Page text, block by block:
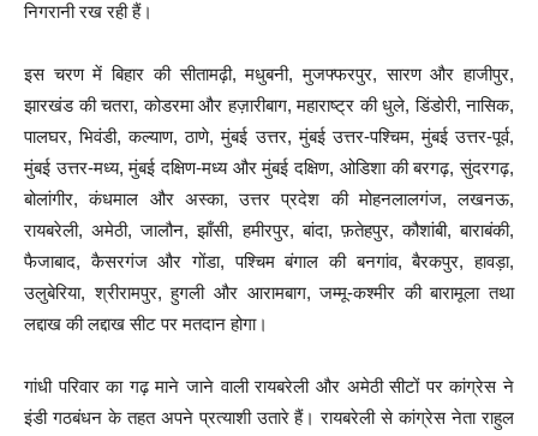
निगरानी रख रही हैं।
इस चरण में बिहार की सीतामढ़ी, मधुबनी, मुजफ्फरपुर, सारण और हाजीपुर,
झारखंड की चतरा, कोडरमा और हज़ारीबाग, महाराष्ट्र की धुले, डिंडोरी, नासिक,
पालघर, भिवंडी, कल्याण, ठाणे, मुंबई उत्तर, मुंबई उत्तर-पश्चिम, मुंबई उत्तर-पूर्व,
मुंबई उत्तर-मध्य, मुंबई दक्षिण-मध्य और मुंबई दक्षिण, ओडिशा की बरगढ़, सुंदरगढ़,
बोलांगीर, कंधमाल और अस्का, उत्तर प्रदेश की मोहनलालगंज, लखनऊ,
रायबरेली, अमेठी, जालौन, झाँसी, हमीरपुर, बांदा, फ़तेहपुर, कौशांबी, बाराबंकी,
फैजाबाद, कैसरगंज और गोंडा, पश्चिम बंगाल की बनगांव, बैरकपुर, हावड़ा,
उलुबेरिया, श्रीरामपुर, हुगली और आरामबाग, जम्मू-कश्मीर की बारामूला तथा
लद्दाख की लद्दाख सीट पर मतदान होगा।
गांधी परिवार का गढ़ माने जाने वाली रायबरेली और अमेठी सीटों पर कांग्रेस ने
इंडी गठबंधन के तहत अपने प्रत्याशी उतारे हैं। रायबरेली से कांग्रेस नेता राहुल